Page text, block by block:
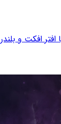
افکت و بلندر